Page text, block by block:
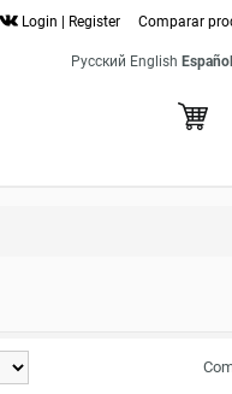
Login Register Comparar
Русский English Español